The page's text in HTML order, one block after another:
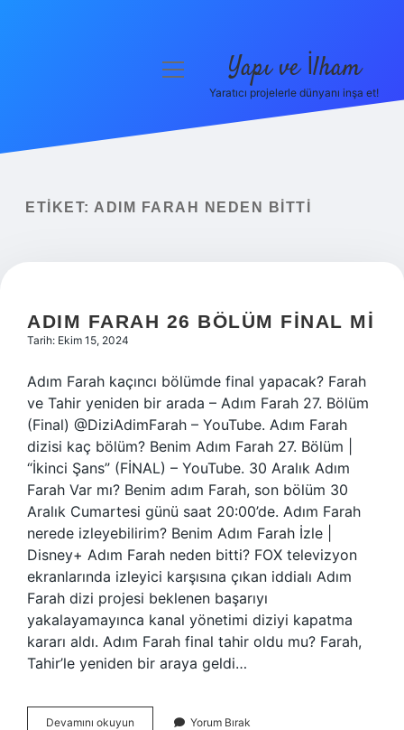
Yasal Uyarı
menüyü
Yapı ve İlham
Yaratıcı projelerle dünyanı inşa et!
ETIKET: ADIM FARAH NEDEN BITTI
ADIM FARAH 26 BÖLÜM FINAL MI
Tarih: Ekim 15, 2024
Adım Farah kaçıncı bölümde final yapacak? Farah
ve Tahir yeniden bir arada – Adım Farah 27. Bölüm
(Final) @DiziAdimFarah – YouTube. Adım Farah
dizisi kaç bölüm? Benim Adım Farah 27. Bölüm |
“İkinci Şans” (FİNAL) – YouTube. 30 Aralık Adım
Farah Var mı? Benim adım Farah, son bölüm 30
Aralık Cumartesi günü saat 20:00’de. Adım Farah
nerede izleyebilirim? Benim Adım Farah İzle |
Disney+ Adım Farah neden bitti? FOX televizyon
ekranlarında izleyici karşısına çıkan iddialı Adım
Farah dizi projesi beklenen başarıyı
yakalayamayınca kanal yönetimi diziyi kapatma
kararı aldı. Adım Farah final tahir oldu mu? Farah,
Tahir’le yeniden bir araya geldi…
Devamını okuyun Yorum Bırak